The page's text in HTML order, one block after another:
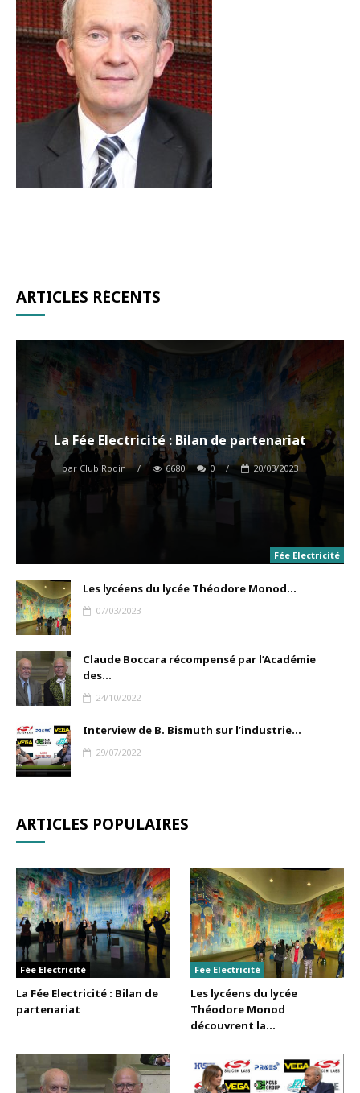
ARTICLES RÉCENTS
Fée Electricité
La Fée Electricité : Bilan de partenariat
par Club Rodin / 6680 0 / 20/03/2023
Les lycéens du lycée Théodore Monod...
07/03/2023
Claude Boccara récompensé par l’Académie
des...
24/10/2022
Interview de B. Bismuth sur l’industrie...
29/07/2022
ARTICLES POPULAIRES
Fée Electricité
La Fée Electricité : Bilan de
partenariat
Fée Electricité
Les lycéens du lycée
Théodore Monod
découvrent la...